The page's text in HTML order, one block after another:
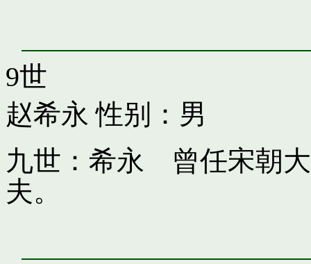
9世
赵希永 性别：男
九世：希永 曾任宋朝
夫。